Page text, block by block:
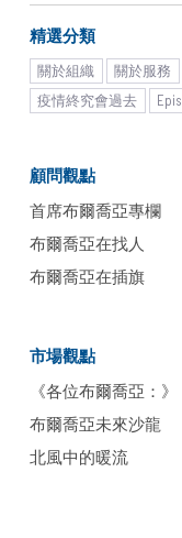
翻倍成長，這僅
果，今年臺灣有
業，我們的服務
徹斯特法則」來
來看，我們有大
相對成熟且希望
業並進增長，布
投身新創領域服
頁
精選分類
關於組織 關於服務
疫情終究會過去
顧問觀點
首席布爾喬亞專欄
布爾喬亞在找人
布爾喬亞在插旗
市場觀點
《各位布爾喬亞：》
布爾喬亞未來沙龍
北風中的暖流